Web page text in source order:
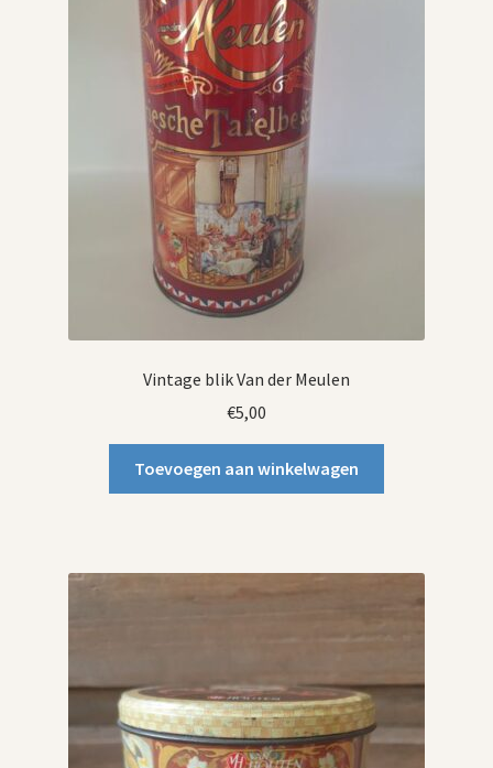
Vintage blik Van der Meulen
€5,00
Toevoegen aan winkelwagen